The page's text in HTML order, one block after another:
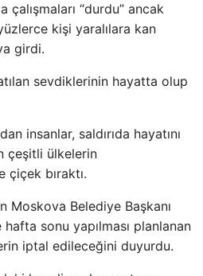
“durdu” ancak
kişi yaralılara kan
girdi.
sevdiklerinin hayatta olup
insanlar, saldırıda hayatını
çeşitli ülkelerin
çiçek bıraktı.
Moskova Belediye Başkanı
sonu yapılması planlanan
iptal edileceğini duyurdu.